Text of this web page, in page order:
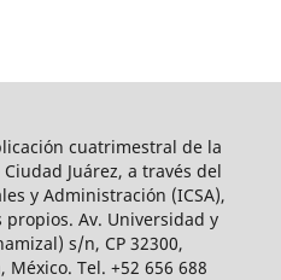
cuatrimestral de la
Juárez, a través del
y Administración (ICSA),
Av. Universidad y
s/n, CP 32300,
Tel. +52 656 688